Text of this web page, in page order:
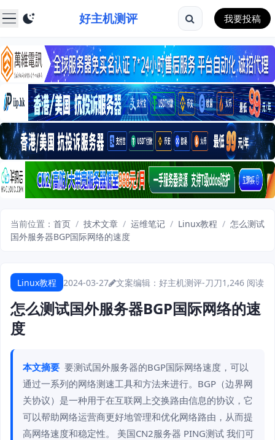
好主机测评 我要投稿
当前位置： 首页 / 技术文章 / 运维笔记 / Linux教程 / 怎么测试
国外服务器BGP国际网络的速度
Linux教程 2024-03-27 文案编辑：好主机测评-刀刀1,246 阅读
怎么测试国外服务器BGP国际网络的速
度
本文摘要 要测试国外服务器的BGP国际网络速度，可以
通过一系列的网络测速工具和方法来进行。BGP（边界网
关协议）是一种用于在互联网上交换路由信息的协议，它
可以帮助网络运营商更好地管理和优化网络路由，从而提
高网络速度和稳定性。 美国CN2服务器 PING测试 我们可